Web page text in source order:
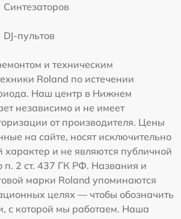
Синтезаторов
DJ-пультов
и техническим
Roland по истечении
Наш центр в Нижнем
независимо и не имеет
от производителя. Цены
на сайте, носят исключительно
характер и не являются публичной
п. 2 ст. 437 ГК РФ. Названия и
марки Roland упоминаются
целях — чтобы обозначить
с которой мы работаем. Наша